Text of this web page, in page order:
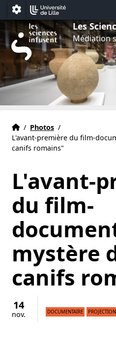
Aller au menu
Aller au contenu
Aller au pied de page
Paramétrage
Les
Médiation
Accueil
Accueil
/ Photos /
L'avant-première du film-
canifs romains"
L'avant-
du film-
mystère
canifs
14
nov. DOCUMENTAIRE